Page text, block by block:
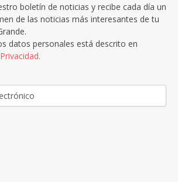
boletín de noticias y recibe cada día un
de las noticias más interesantes de tu
datos personales está descrito en